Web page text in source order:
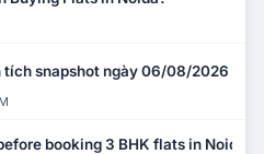
tích snapshot ngày 06/08/2026
booking 3 BHK flats in Noida?